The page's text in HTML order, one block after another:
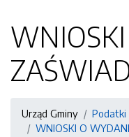
Urząd Gminy
Podatki
WNIOSKI O